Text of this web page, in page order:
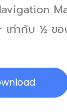
เท่ากับ ½